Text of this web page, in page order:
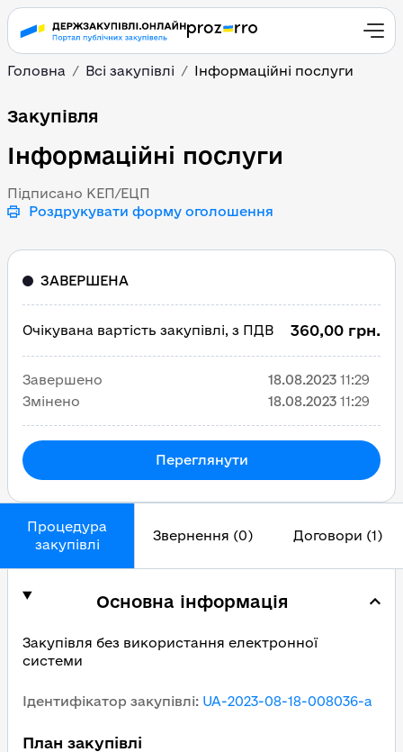
Головна Всі закупівлі Інформаційні послуги
Інформаційні послуги
Закупівля
Інформаційні послуги
Підписано КЕП/ЕЦП
Роздрукувати форму оголошення
Процедура
закупівлі
Звернення (0) Договори (1)
Основна інформація
Закупівля без використання електронної
системи
Ідентифікатор закупівлі: UA-2023-08-18-008036-a
План закупівлі
ЗАВЕРШЕНА
Очікувана вартість закупівлі, з ПДВ 360,00 грн.
Завершено 18.08.2023 11:29
Змінено
18.08.2023 11:29
Переглянути